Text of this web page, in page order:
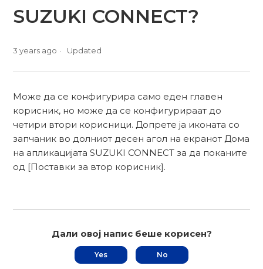
SUZUKI CONNECT?
3 years ago Updated
Може да се конфигурира само еден главен
корисник, но може да се конфигурираат до
четири втори корисници. Допрете ја иконата со
запчаник во долниот десен агол на екранот Дома
на апликацијата SUZUKI CONNECT за да поканите
од [Поставки за втор корисник].
Дали овој напис беше корисен?
Yes No